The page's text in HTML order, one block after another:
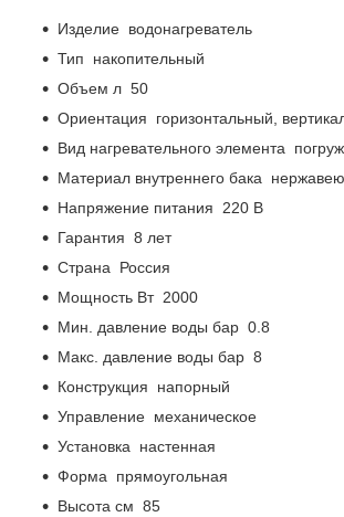
Изделие водонагреватель
Тип накопительный
Объем л 50
Ориентация горизонтальный,
Вид нагревательного элемента
Материал внутреннего бака
Напряжение питания 220 В
Гарантия 8 лет
Страна Россия
Мощность Вт 2000
Мин. давление воды бар 0.8
Макс. давление воды бар 8
Конструкция напорный
Управление механическое
Установка настенная
Форма прямоугольная
Высота см 85